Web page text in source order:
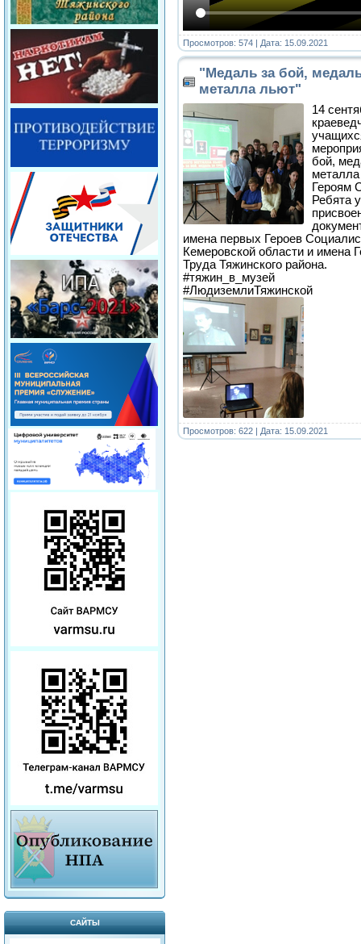
САЙТЫ
Просмотров: 574 | Дата: 15.09.2021
"Медаль за бой,
металла льют"
14
бой,
Героям
Ребята
имена первых Героев
Кемеровской области и имена
Труда Тяжинского района.
#тяжин_в_музей
#ЛюдиземлиТяжинской
Просмотров: 622 | Дата: 15.09.2021